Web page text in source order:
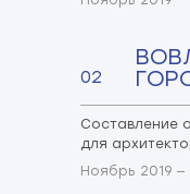
Составление
для
02
Ноябрь 2019